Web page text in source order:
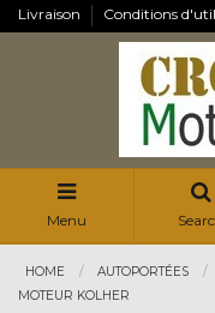
Livraison Conditions
Menu
HOME AUTOPORTÉES
MOTEUR KOLHER